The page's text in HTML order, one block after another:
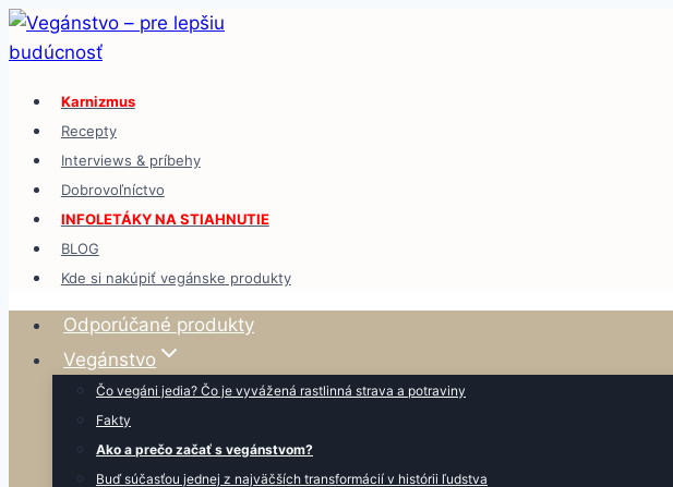
Skip
to
Karnizmus
Recepty
Interviews & príbehy
Dobrovoľníctvo
INFOLETÁKY NA STIAHNUTIE
BLOG
Kde si nakúpiť vegánske produkty
Odporúčané produkty
Vegánstvo
Čo vegáni jedia? Čo je vyvážená rastlinná strava a potraviny
Fakty
Ako a prečo začať s vegánstvom?
Buď súčasťou jednej z najväčších transformácií v histórii ľudstva